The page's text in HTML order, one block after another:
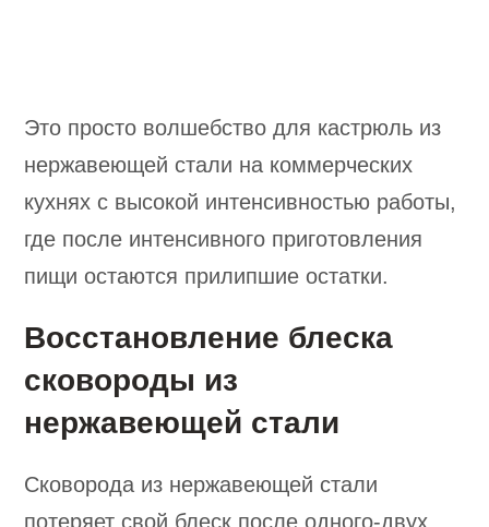
Это просто волшебство для кастрюль из
нержавеющей стали на коммерческих
кухнях с высокой интенсивностью работы,
где после интенсивного приготовления
пищи остаются прилипшие остатки.
Восстановление блеска
сковороды из
нержавеющей стали
Сковорода из нержавеющей стали
потеряет свой блеск после одного-двух